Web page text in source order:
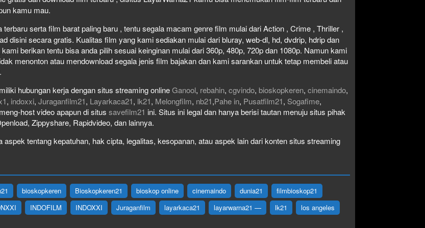
kamu mau.
serta film barat paling baru , tentu segala macam genre film mulai dari Action , Crime , Thriller ,
disini secara gratis. Kualitas film yang kami sediakan mulai dari bluray, web-dl, hd, dvdrip, hdrip dan
berikan tentu bisa anda pilih sesuai keinginan mulai dari 360p, 480p, 720p dan 1080p. Namun kami
menonton atau mendownload segala jenis film bajakan dan kami sarankan untuk tetap membeli atau
hubungan kerja dengan situs streaming onlineGanool, rebahin, cgvindo, bioskopkeren, cinemaindo,
, indoxxi, Juraganfilm21, Layarkaca21, lk21, Melongfilm, nb21,Pahe in, Pusatfilm21, Sogafime,
host video apapun di situs savefilm21 ini. Situs ini legal dan hanya berisi tautan menuju situs pihak
Zippyshare, Rapidvideo, dan lainnya.
aspek tentang kepatuhan, hak cipta, legalitas, kesopanan, atau aspek lain dari konten situs streaming
bioskopkeren Bioskopkeren21 bioskop online cinemaindo dunia21
filmbioskop21
INDOFILM INDOXXI Juraganfilm layarkaca21 layarwarna21 — lk21
los angeles